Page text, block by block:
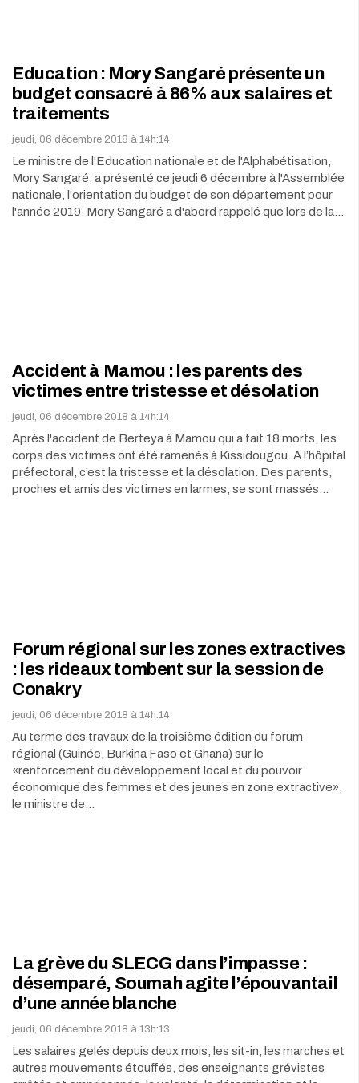
Education : Mory Sangaré présente un
budget consacré à 86% aux salaires et
traitements
jeudi, 06 décembre 2018 à 14h:14
Le ministre de l'Education nationale et de l'Alphabétisation,
Mory Sangaré, a présenté ce jeudi 6 décembre à l'Assemblée
nationale, l'orientation du budget de son département pour
l'année 2019. Mory Sangaré a d'abord rappelé que lors de la…
Accident à Mamou : les parents des
victimes entre tristesse et désolation
jeudi, 06 décembre 2018 à 14h:14
Après l'accident de Berteya à Mamou qui a fait 18 morts, les
corps des victimes ont été ramenés à Kissidougou. A l’hôpital
préfectoral, c’est la tristesse et la désolation. Des parents,
proches et amis des victimes en larmes, se sont massés…
Forum régional sur les zones extractives
: les rideaux tombent sur la session de
Conakry
jeudi, 06 décembre 2018 à 14h:14
Au terme des travaux de la troisième édition du forum
régional (Guinée, Burkina Faso et Ghana) sur le
«renforcement du développement local et du pouvoir
économique des femmes et des jeunes en zone extractive»,
le ministre de…
La grève du SLECG dans l’impasse :
désemparé, Soumah agite l’épouvantail
d’une année blanche
jeudi, 06 décembre 2018 à 13h:13
Les salaires gelés depuis deux mois, les sit-in, les marches et
autres mouvements étouffés, des enseignants grévistes